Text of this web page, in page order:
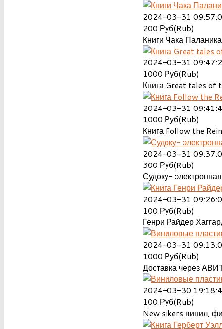
2024-03-31
200 Руб(Rub)
Книги Чака
2024-03-31
1000 Руб(Rub)
Книга Great tales of
2024-03-31
1000 Руб(Rub)
Книга Follow the
2024-03-31
300 Руб(Rub)
Судоку-
2024-03-31
100 Руб(Rub)
Генри Райдер
2024-03-31
1000 Руб(Rub)
Доставка через
2024-03-30
100 Руб(Rub)
New sikers винил,